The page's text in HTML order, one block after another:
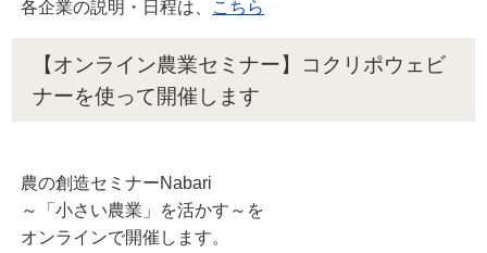
各企業の説明・日程は、 こちら
【オンライン農業セミナー】コクリポウェビ
ナーを使って開催します
農の創造セミナーNabari
～「小さい農業」を活かす～を
オンラインで開催します。